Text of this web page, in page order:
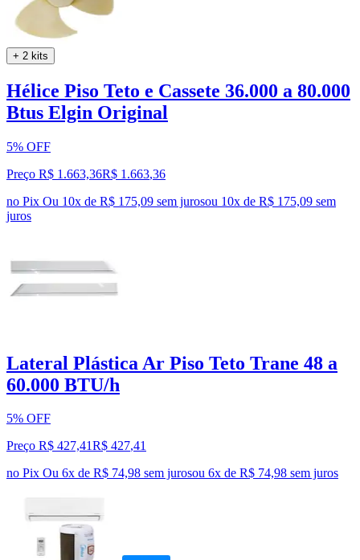
+ 2 kits
Hélice Piso Teto e Cassete 36.000 a 80.000
Btus Elgin Original
5% OFF
Preço R$ 1.663,36R$ 1.663,36
no Pix Ou 10x de R$ 175,09 sem jurosou 10x de R$ 175,09 sem
juros
Lateral Plástica Ar Piso Teto Trane 48 a
60.000 BTU/h
5% OFF
Preço R$ 427,41R$ 427,41
no Pix Ou 6x de R$ 74,98 sem jurosou 6x de R$ 74,98 sem juros